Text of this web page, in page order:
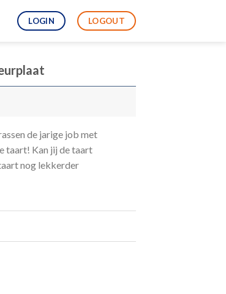
LOGIN LOGOUT
de jarige job met
taart! Kan jij de taart
nog lekkerder